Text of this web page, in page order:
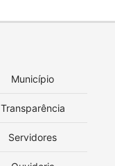
Município
Transparência
Servidores